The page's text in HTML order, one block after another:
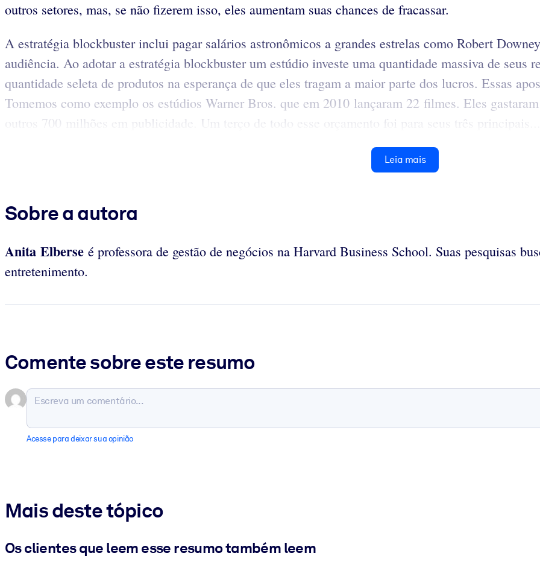
outros setores, mas, se não fizerem isso, eles aumentam suas chances de fracassar.
A estratégia blockbuster inclui pagar salários astronômicos a grandes estrelas como Robert
audiência. Ao adotar a estratégia blockbuster um estúdio investe uma quantidade massiva de seus
quantidade seleta de produtos na esperança de que eles tragam a maior parte dos lucros. Essas
Tomemos como exemplo os estúdios Warner Bros. que em 2010 lançaram 22 filmes. Eles
outros 700 milhões em publicidade. Um terço de todo esse orçamento foi para seus três principais...
Leia mais
Sobre a autora
Anita Elberse é professora de gestão de negócios na Harvard Business School. Suas pesquisas
entretenimento.
Comente sobre este resumo
Acesse para deixar sua opinião
Mais deste tópico
Os clientes que leem esse resumo também leem